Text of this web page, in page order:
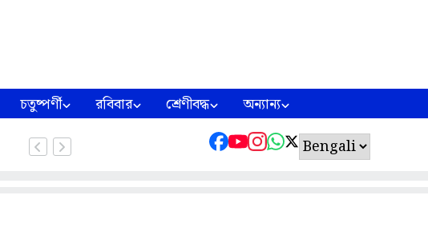
চতুষ্পর্ণী রবিবার শ্রেণীবদ্ধ অন্যান্য